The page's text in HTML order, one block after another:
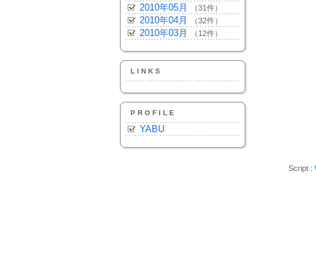
2010年05月 （31件）
2010年04月 （32件）
2010年03月 （12件）
LINKS
PROFILE
YABU
Script :